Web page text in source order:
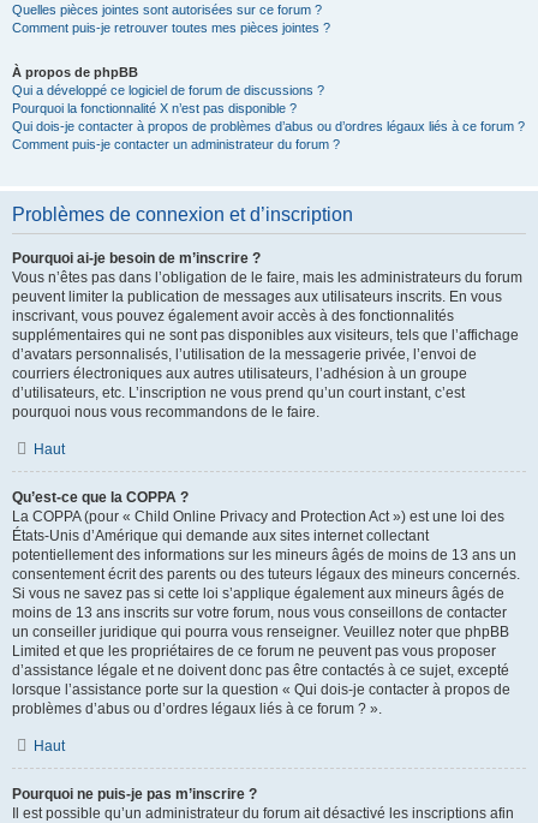
Quelles pièces jointes sont autorisées sur ce forum ?
Comment puis-je retrouver toutes mes pièces jointes ?
À propos de phpBB
Qui a développé ce logiciel de forum de discussions ?
Pourquoi la fonctionnalité X n’est pas disponible ?
Qui dois-je contacter à propos de problèmes d’abus ou d’ordres légaux liés à ce forum ?
Comment puis-je contacter un administrateur du forum ?
Problèmes de connexion et d’inscription
Pourquoi ai-je besoin de m’inscrire ?
Vous n’êtes pas dans l’obligation de le faire, mais les administrateurs du forum
peuvent limiter la publication de messages aux utilisateurs inscrits. En vous
inscrivant, vous pouvez également avoir accès à des fonctionnalités
supplémentaires qui ne sont pas disponibles aux visiteurs, tels que l’affichage
d’avatars personnalisés, l’utilisation de la messagerie privée, l’envoi de
courriers électroniques aux autres utilisateurs, l’adhésion à un groupe
d’utilisateurs, etc. L’inscription ne vous prend qu’un court instant, c’est
pourquoi nous vous recommandons de le faire.
Haut
Qu’est-ce que la COPPA ?
La COPPA (pour « Child Online Privacy and Protection Act ») est une loi des
États-Unis d’Amérique qui demande aux sites internet collectant
potentiellement des informations sur les mineurs âgés de moins de 13 ans un
consentement écrit des parents ou des tuteurs légaux des mineurs concernés.
Si vous ne savez pas si cette loi s’applique également aux mineurs âgés de
moins de 13 ans inscrits sur votre forum, nous vous conseillons de contacter
un conseiller juridique qui pourra vous renseigner. Veuillez noter que phpBB
Limited et que les propriétaires de ce forum ne peuvent pas vous proposer
d’assistance légale et ne doivent donc pas être contactés à ce sujet, excepté
lorsque l’assistance porte sur la question « Qui dois-je contacter à propos de
problèmes d’abus ou d’ordres légaux liés à ce forum ? ».
Haut
Pourquoi ne puis-je pas m’inscrire ?
Il est possible qu’un administrateur du forum ait désactivé les inscriptions afin